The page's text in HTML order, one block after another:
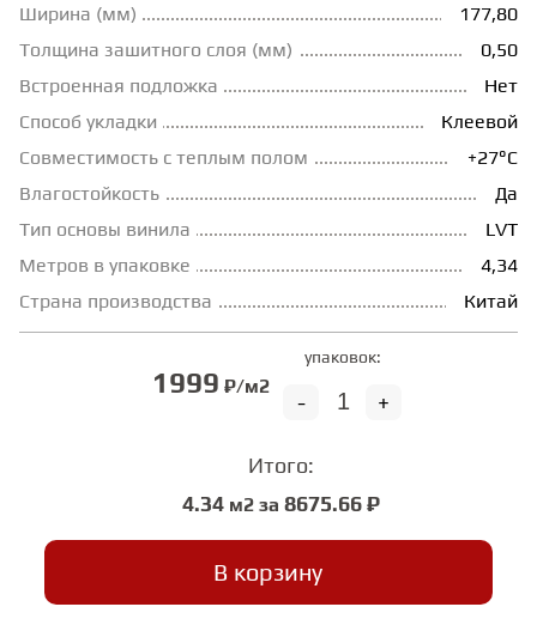
ЭКОМАССИВ
МАССИВНАЯ ДОСКА
ИСКУССТВЕННАЯ ТРАВА
ИНЖЕНЕРНЫЙ МОДУЛЬ
ФАНЕРА
МИНЕРАЛЬНО-КАМЕННЫЙ
ЛАМИНАТ MSPC
Ширина (мм)
177,80
Толщина зашитного слоя (мм)
0,50
Встроенная подложка
Нет
Способ укладки
Клеевой
Совместимость с теплым полом
+27°С
Влагостойкость
Да
Тип основы винила
LVT
Метров в упаковке
4,34
Страна производства
Китай
1999 ₽/м2
упаковок:
+
-
Итого:
4.34м2 за 8675.66 ₽
В корзину